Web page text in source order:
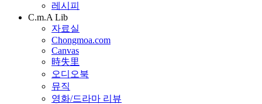
레시피
C.m.A Lib
자료실
Chongmoa.com
Canvas
時失里
오디오북
뮤직
영화/드라마 리뷰